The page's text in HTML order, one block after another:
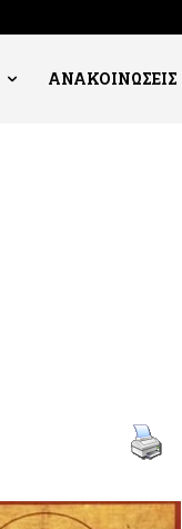
ΑΝΑΚΟΙΝΩΣΕΙΣ